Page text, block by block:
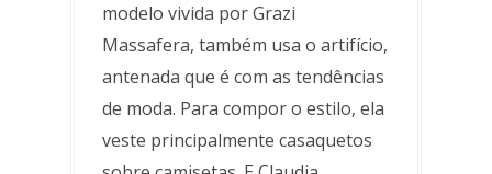
modelo vivida por Grazi
Massafera, também usa o artifício,
antenada que é com as tendências
de moda. Para compor o estilo, ela
veste principalmente casaquetos